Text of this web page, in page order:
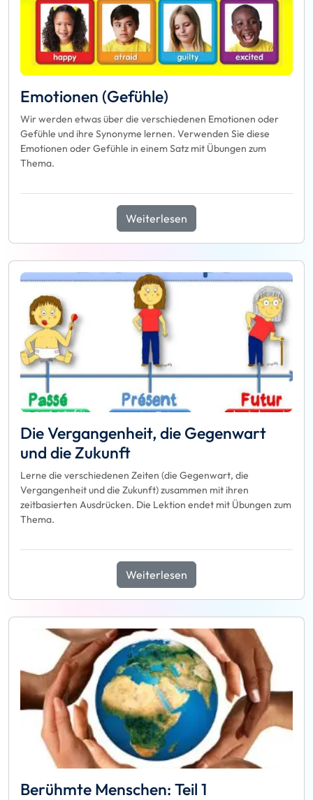
Emotionen (Gefühle)
Wir werden etwas über die verschiedenen Emotionen oder
Gefühle und ihre Synonyme lernen. Verwenden Sie diese
Emotionen oder Gefühle in einem Satz mit Übungen zum
Thema.
Weiterlesen
Die Vergangenheit, die Gegenwart
und die Zukunft
Lerne die verschiedenen Zeiten (die Gegenwart, die
Vergangenheit und die Zukunft) zusammen mit ihren
zeitbasierten Ausdrücken. Die Lektion endet mit Übungen zum
Thema.
Weiterlesen
Berühmte Menschen: Teil 1